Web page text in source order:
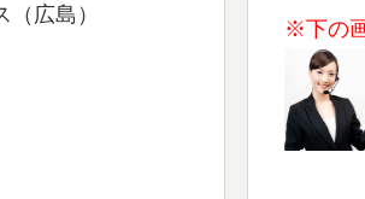
※下の
広島）